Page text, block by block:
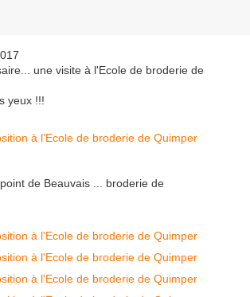
une visite à l'Ecole de broderie de
yeux !!!
de Beauvais ... broderie de